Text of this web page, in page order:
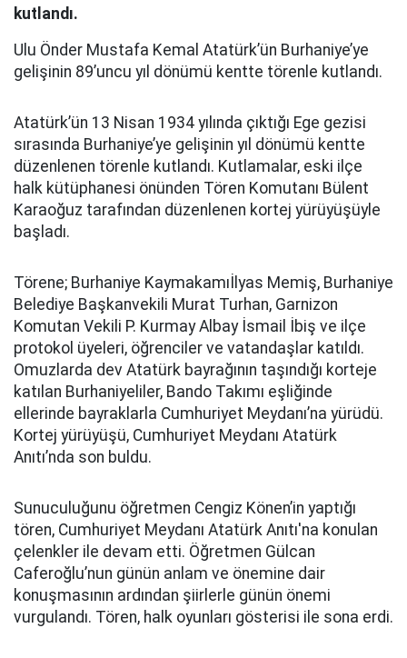
kutlandı.
Ulu Önder Mustafa Kemal Atatürk’ün Burhaniye’ye
gelişinin 89’uncu yıl dönümü kentte törenle kutlandı.
Atatürk’ün 13 Nisan 1934 yılında çıktığı Ege gezisi
sırasında Burhaniye’ye gelişinin yıl dönümü kentte
düzenlenen törenle kutlandı. Kutlamalar, eski ilçe
halk kütüphanesi önünden Tören Komutanı Bülent
Karaoğuz tarafından düzenlenen kortej yürüyüşüyle
başladı.
Törene; Burhaniye Kaymakamıİlyas Memiş, Burhaniye
Belediye Başkanvekili Murat Turhan, Garnizon
Komutan Vekili P. Kurmay Albay İsmail İbiş ve ilçe
protokol üyeleri, öğrenciler ve vatandaşlar katıldı.
Omuzlarda dev Atatürk bayrağının taşındığı korteje
katılan Burhaniyeliler, Bando Takımı eşliğinde
ellerinde bayraklarla Cumhuriyet Meydanı’na yürüdü.
Kortej yürüyüşü, Cumhuriyet Meydanı Atatürk
Anıtı’nda son buldu.
Sunuculuğunu öğretmen Cengiz Könen’in yaptığı
tören, Cumhuriyet Meydanı Atatürk Anıtı'na konulan
çelenkler ile devam etti. Öğretmen Gülcan
Caferoğlu’nun günün anlam ve önemine dair
konuşmasının ardından şiirlerle günün önemi
vurgulandı. Tören, halk oyunları gösterisi ile sona erdi.